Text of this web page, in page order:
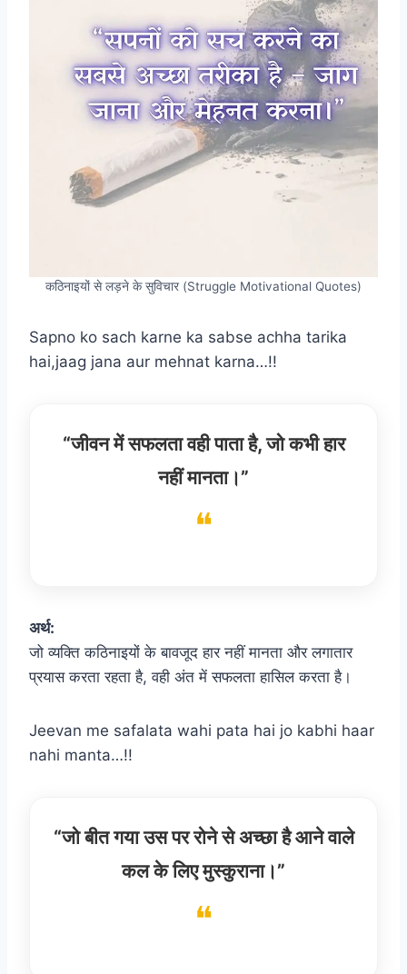
कठिनाइयों से लड़ने के सुविचार (Struggle Motivational Quotes)
Sapno ko sach karne ka sabse achha tarika
hai,jaag jana aur mehnat karna…!!
“जीवन में सफलता वही पाता है, जो कभी हार
नहीं मानता।”
अर्थ:
जो व्यक्ति कठिनाइयों के बावजूद हार नहीं मानता और लगातार
प्रयास करता रहता है, वही अंत में सफलता हासिल करता है।
Jeevan me safalata wahi pata hai jo kabhi haar
nahi manta…!!
“जो बीत गया उस पर रोने से अच्छा है आने वाले
कल के लिए मुस्कुराना।”